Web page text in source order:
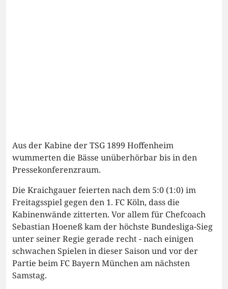
Aus der Kabine der TSG 1899 Hoffenheim
wummerten die Bässe unüberhörbar bis in den
Pressekonferenzraum.
Die Kraichgauer feierten nach dem 5:0 (1:0) im
Freitagsspiel gegen den 1. FC Köln, dass die
Kabinenwände zitterten. Vor allem für Chefcoach
Sebastian Hoeneß kam der höchste Bundesliga-Sieg
unter seiner Regie gerade recht - nach einigen
schwachen Spielen in dieser Saison und vor der
Partie beim FC Bayern München am nächsten
Samstag.